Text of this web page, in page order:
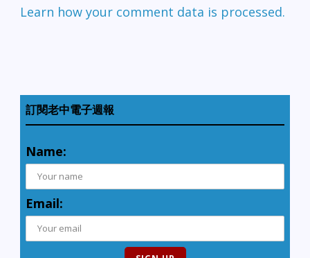
Learn how your comment data is processed.
訂閱老中電子週報
Name:
Email: